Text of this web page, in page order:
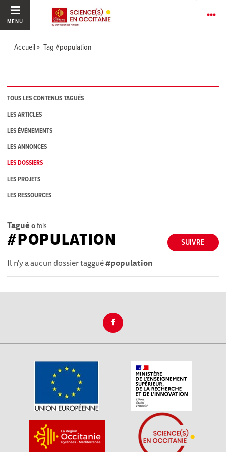
MENU
Accueil Tag #population
TOUS LES CONTENUS TAGUÉS
LES ARTICLES
LES ÉVÉNEMENTS
LES ANNONCES
LES DOSSIERS
LES PROJETS
LES RESSOURCES
Tagué 0fois
SUIVRE
#POPULATION
Il n'y a aucun dossier taggué#population